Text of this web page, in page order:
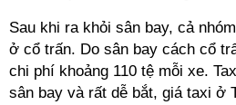
Sau khi ra khỏi sân bay, cả
ở cổ trấn. Do sân bay cách cổ
chi phí khoảng 110 tệ mỗi xe.
sân bay và rất dễ bắt, giá taxi ở